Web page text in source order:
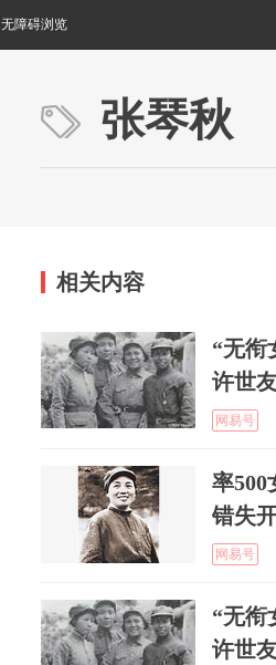
无障碍浏览
张琴秋
相关内容
“无衔
许世
网易号
率500
错失
网易号
“无衔
许世